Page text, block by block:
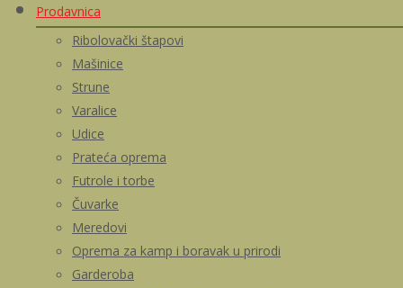
Prodavnica
Ribolovački štapovi
Mašinice
Strune
Varalice
Udice
Prateća oprema
Futrole i torbe
Čuvarke
Meredovi
Oprema za kamp i boravak u prirodi
Garderoba